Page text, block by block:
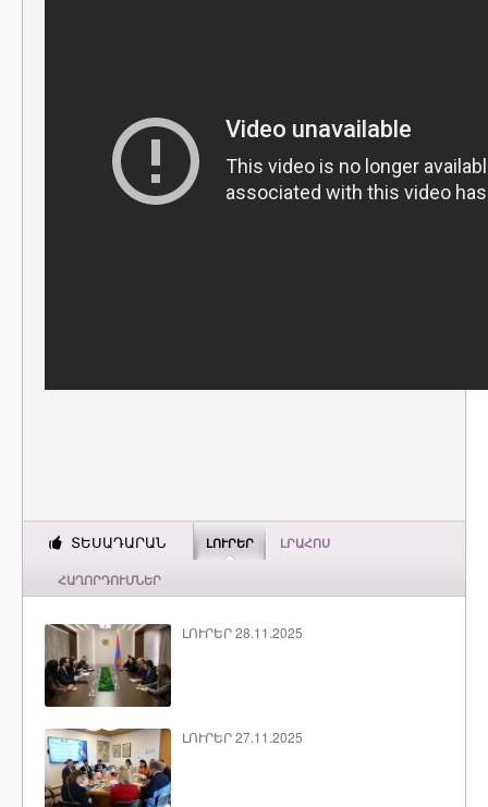
ՏԵՍԱԴԱՐԱՆ ԼՈՒՐԵՐ ԼՐԱՀՈՍ
ՀԱՂՈՐԴՈՒՄՆԵՐ
ԼՈՒՐԵՐ 28.11.2025
ԼՈՒՐԵՐ 27.11.2025